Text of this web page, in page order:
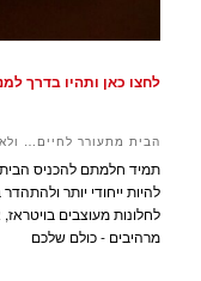
לחצו כאן ותהיו בדרך
הבית מתעורר לחיים…
תמיד חלמתם להכניס
להיות ייחודי יותר
לחלונות מעוצבים
מרהיבים - כולם שלכם